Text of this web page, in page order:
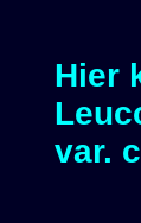
Hier
var.